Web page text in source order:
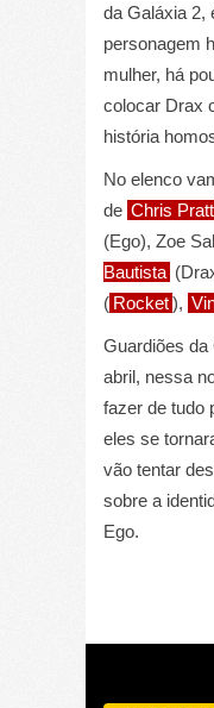
da Galáxia 2,
personagem
mulher, há
colocar Drax
história
No elenco
de Chris Pratt
(Ego), Zoe
Bautista
( Rocket ),
Guardiões da
abril, nessa
fazer de tudo
eles se
vão tentar
sobre a
Ego.